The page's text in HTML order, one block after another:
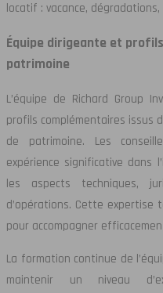
locatif : vacance,
Équipe dirigeante et
patrimoine
L’équipe de Richard Group
profils complémentaires issus
de patrimoine. Les
expérience significative dans
les aspects techniques,
d’opérations. Cette
pour accompagner
La formation continue de
maintenir un niveau